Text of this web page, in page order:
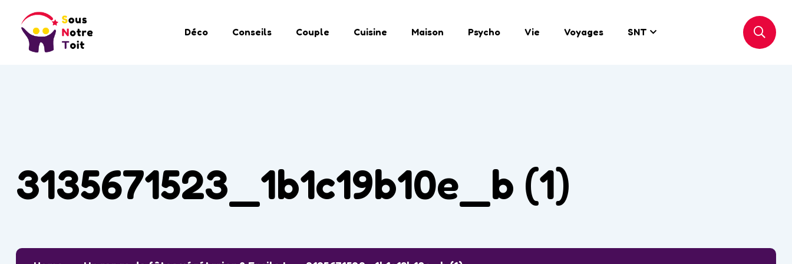
Déco Conseils Couple Cuisine Maison Psycho Vie Voyages SNT
3135671523_1b1c19b10e_b (1)